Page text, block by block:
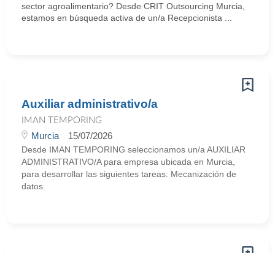
sector agroalimentario? Desde CRIT Outsourcing Murcia,
estamos en búsqueda activa de un/a Recepcionista ...
Auxiliar administrativo/a
IMAN TEMPORING
Murcia 15/07/2026
Desde IMAN TEMPORING seleccionamos un/a AUXILIAR
ADMINISTRATIVO/A para empresa ubicada en Murcia,
para desarrollar las siguientes tareas: Mecanización de
datos.